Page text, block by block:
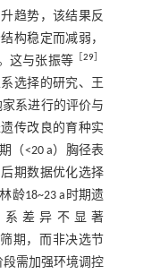
趋势，该结果反
构稳定而减弱，
这与张振等 ［29
选择的研究、王
系进行的评价与
传改良的育种实
（<20 a）胸径表
期数据优化选择
龄18~23 a时期遗
系差异不显著
期，而非决选节
段需加强环境调控